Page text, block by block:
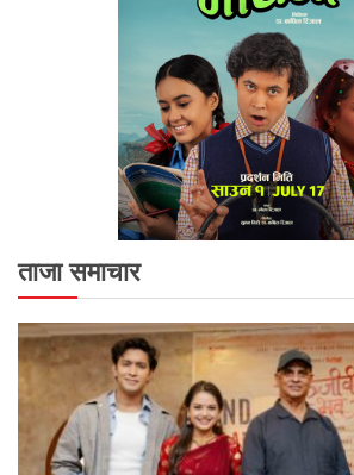
ताजा समाचार